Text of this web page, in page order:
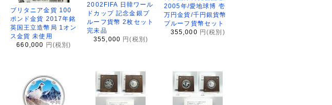
ブリタニア金貨 100
ポンド金貨 2017年銘
英国王立造幣局 1オン
ス金貨 未使用
660,000 円(税別)
2002FIFA 日韓ワール
ドカップ 記念金銀プ
ルーフ貨幣 2枚セット
完未品
355,000 円(税別)
2005年/愛地球博 壱
万円金貨/千円銀貨幣
プルーフ貨幣セット
355,000 円(税別)